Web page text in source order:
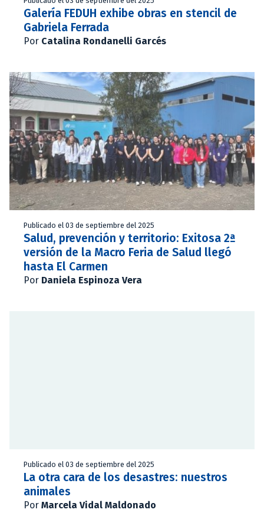
Galería FEDUH exhibe obras en stencil de
Gabriela Ferrada
Por Catalina Rondanelli Garcés
Publicado el 03 de septiembre del 2025
Salud, prevención y territorio: Exitosa 2ª
versión de la Macro Feria de Salud llegó
hasta El Carmen
Por Daniela Espinoza Vera
Publicado el 03 de septiembre del 2025
La otra cara de los desastres: nuestros
animales
Por Marcela Vidal Maldonado